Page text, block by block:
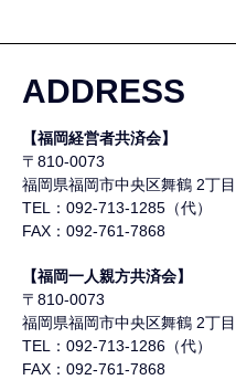
ADDRESS
【福岡経営者共済会】
〒810-0073
福岡県福岡市中央区舞鶴 2丁
TEL：092-713-1285（代）
FAX：092-761-7868
【福岡一人親方共済会】
〒810-0073
福岡県福岡市中央区舞鶴 2丁
TEL：092-713-1286（代）
FAX：092-761-7868